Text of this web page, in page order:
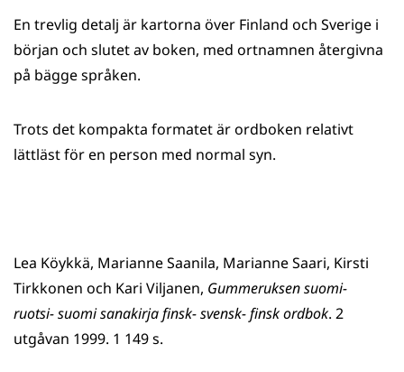
En trevlig detalj är kartorna över Finland och Sverige i
början och slutet av boken, med ortnamnen återgivna
på bägge språken.
Trots det kompakta formatet är ordboken relativt
lättläst för en person med normal syn.
Lea Köykkä, Marianne Saanila, Marianne Saari, Kirsti
Tirkkonen och Kari Viljanen, Gummeruksen suomi-
ruotsi- suomi sanakirja finsk- svensk- finsk ordbok. 2
utgåvan 1999. 1 149 s.